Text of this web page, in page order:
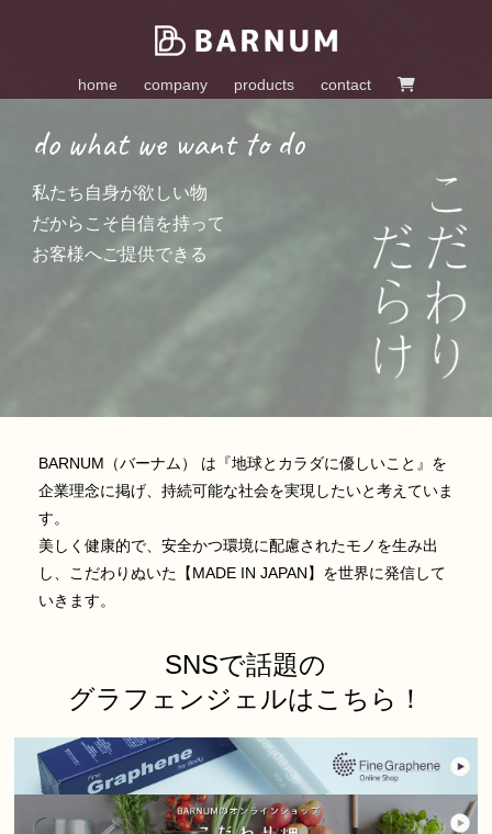
home company products contact
do what we want to do
私たち自身が欲しい物
だからこそ自信を持って
お客様へご提供できる
BARNUM（バーナム） は『地球とカラダに優しいこと』を
企業理念に掲げ、持続可能な社会を実現したいと考えていま
す。
美しく健康的で、安全かつ環境に配慮されたモノを生み出
し、こだわりぬいた【MADE IN JAPAN】を世界に発信して
いきます。
SNSで話題の
グラフェンジェルはこちら！